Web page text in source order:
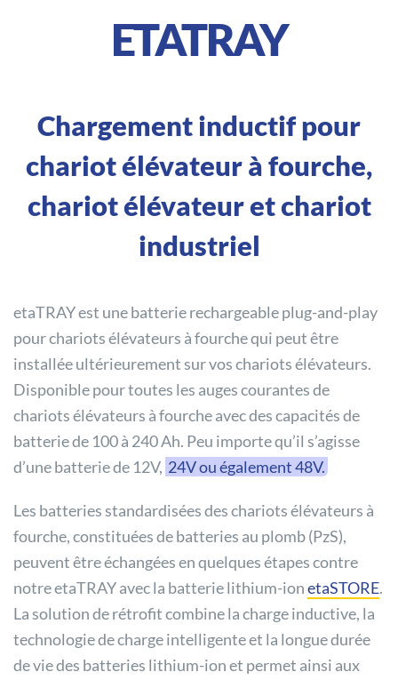
ETATRAY
Chargement inductif pour
chariot élévateur à fourche,
chariot élévateur et chariot
industriel
etaTRAY est une batterie rechargeable plug-and-play
pour chariots élévateurs à fourche qui peut être
installée ultérieurement sur vos chariots élévateurs.
Disponible pour toutes les auges courantes de
chariots élévateurs à fourche avec des capacités de
batterie de 100 à 240 Ah. Peu importe qu’il s’agisse
d’une batterie de 12V, 24V ou également 48V.
Les batteries standardisées des chariots élévateurs à
fourche, constituées de batteries au plomb (PzS),
peuvent être échangées en quelques étapes contre
notre etaTRAY avec la batterie lithium-ionetaSTORE.
La solution de rétrofit combine la charge inductive, la
technologie de charge intelligente et la longue durée
de vie des batteries lithium-ion et permet ainsi aux